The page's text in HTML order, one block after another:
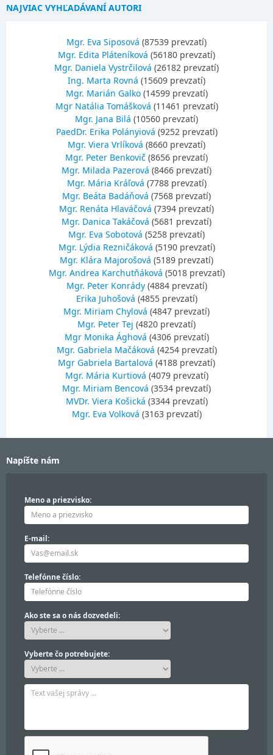
NAJVIAC VYHĽADÁVANÍ AUTORI
Mgr. Eva Siposová (87539 prevzatí)
Mgr. Edita Pláteníková (56180 prevzatí)
Mgr. Daniela Vystrčilová (26182 prevzatí)
Ing. Marta Rovná (15609 prevzatí)
Mgr. Marián Galko(14599 prevzatí)
Mgr Natália Tomášková (11461 prevzatí)
Mgr. Jana Bilá (10560 prevzatí)
PaedDr. Erika Polányiová (9252 prevzatí)
Mgr. Viera Vrlíková (8660 prevzatí)
Mgr. Peter Benkovič (8656 prevzatí)
Mgr. Milada Pazerová (8466 prevzatí)
Mgr. Mária Kráľová (7788 prevzatí)
Mgr. Beáta Badáňová (7568 prevzatí)
Mgr. Renáta Hlaváčová (7394 prevzatí)
Mgr. Danica Takáčová (5681 prevzatí)
Mgr. Eva Sobotová (5258 prevzatí)
Mgr. Lýdia Rezničáková (5190 prevzatí)
Mgr. Klára Majorošová (5189 prevzatí)
Mgr. Andrea Karchutňáková (5018 prevzatí)
Mgr. Peter Konrády(4884 prevzatí)
Erika Juhošová (4855 prevzatí)
Mgr. Miriam Chylová (4847 prevzatí)
Mgr. Peter Tej (4820 prevzatí)
Mgr Monika Ághová (4306 prevzatí)
Mgr. Gabriela Mačáková (4254 prevzatí)
Mgr Gabriela Bartalová (4188 prevzatí)
Mgr. Mária Kurtiová (4079 prevzatí)
Mgr. Miriam Bencová (3534 prevzatí)
MVDr. Viera Košická (3344 prevzatí)
Mgr. Eva Volková (3163 prevzatí)
Napíšte nám
Meno a priezvisko:
E-mail:
Telefónne číslo:
Ako ste sa o nás dozvedeli:
Vyberte čo potrebujete: